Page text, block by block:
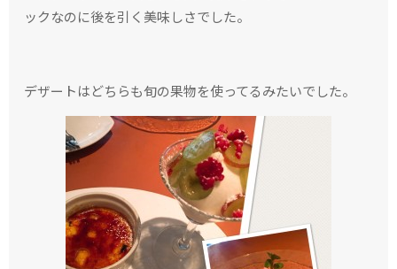
ックなのに後を引く美味しさでした。
デザートはどちらも旬の果物を使ってるみたいでした。